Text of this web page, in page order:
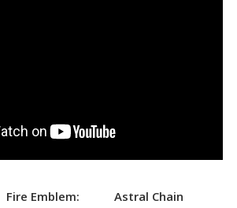
Fire Emblem:
Astral Chain